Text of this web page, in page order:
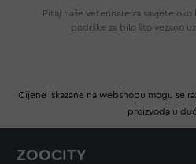
Pitaj naše veterinare za savjete
podrške za bilo što vezano
Cijene iskazane na webshopu mogu se
proizvoda u
ZOOCITY